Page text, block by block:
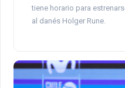
tiene horario para
al danés Holger Rune.